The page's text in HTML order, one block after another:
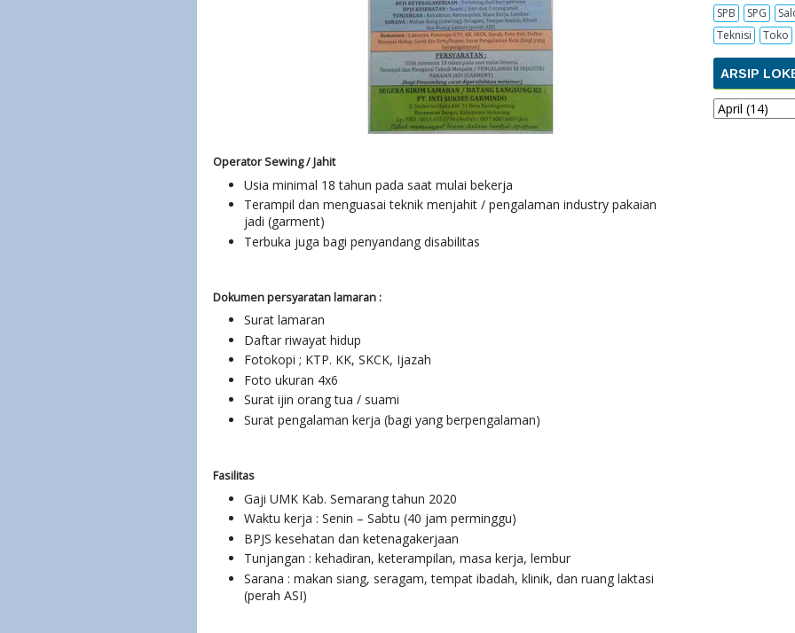
Operator Sewing / Jahit
Usia minimal 18 tahun pada saat mulai bekerja
Terampil dan menguasai teknik menjahit / pengalaman industry pakaian
jadi (garment)
Terbuka juga bagi penyandang disabilitas
Dokumen persyaratan lamaran :
Surat lamaran
Daftar riwayat hidup
Fotokopi ; KTP. KK, SKCK, Ijazah
Foto ukuran 4x6
Surat ijin orang tua / suami
Surat pengalaman kerja (bagi yang berpengalaman)
Fasilitas
Gaji UMK Kab. Semarang tahun 2020
Waktu kerja : Senin – Sabtu (40 jam perminggu)
BPJS kesehatan dan ketenagakerjaan
Tunjangan : kehadiran, keterampilan, masa kerja, lembur
Sarana : makan siang, seragam, tempat ibadah, klinik, dan ruang laktasi
(perah ASI)
SPB
SPG
Teknisi
Toko
ARSIP